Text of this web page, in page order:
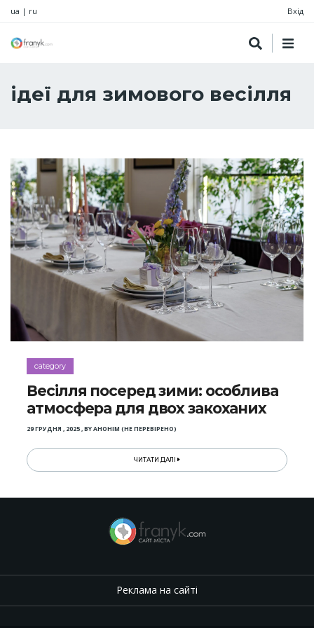
ua | ru Вхід
ідеї для зимового весілля
category
Весілля посеред зими: особлива
атмосфера для двох закоханих
29 ГРУДНЯ , 2025,BYАНОНІМ (НЕ ПЕРЕВІРЕНО)
ЧИТАТИ ДАЛІ
Реклама на сайті